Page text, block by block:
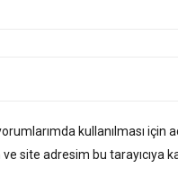
kullanılması için
site adresim bu tarayıcıya